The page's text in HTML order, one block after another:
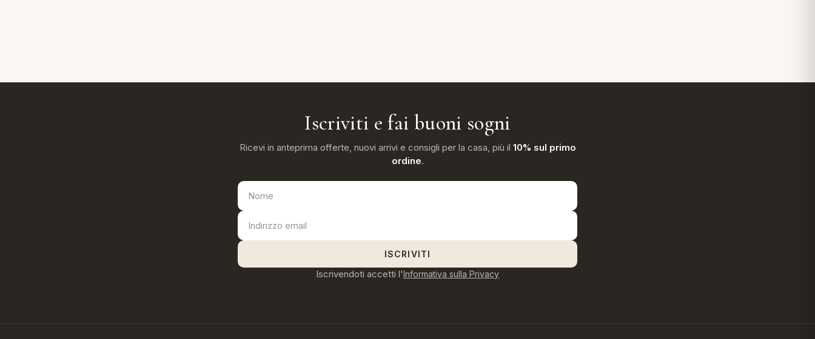
Iscriviti e fai buoni sogni
Ricevi in anteprima offerte, nuovi arrivi e consigli per la casa, più il 10% sul primo
ordine.
ISCRIVITI
Iscrivendoti accetti l'Informativa sulla Privacy